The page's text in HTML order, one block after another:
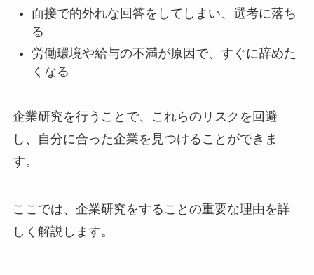
面接で的外れな回答をしてしまい、選考に落ち
る
労働環境や給与の不満が原因で、すぐに辞めた
くなる
企業研究を行うことで、これらのリスクを回避
し、自分に合った企業を見つけることができま
す。
ここでは、企業研究をすることの重要な理由を詳
しく解説します。